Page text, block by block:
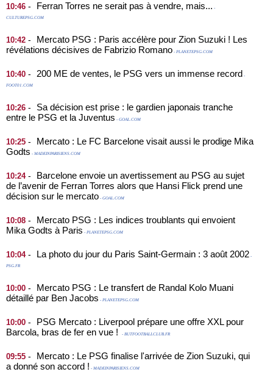
10:46 - Ferran Torres ne serait pas à vendre, mais... -
CULTUREPSG.COM
10:42 -
Mercato PSG : Paris accélère pour Zion Suzuki ! Les
révélations décisives de Fabrizio Romano - PLANETEPSG.COM
10:40 - 200 ME de ventes, le PSG vers un immense record -
FOOT01.COM
10:26 -
Sa décision est prise : le gardien japonais tranche
entre le PSG et la Juventus - GOAL.COM
10:25 -
Mercato : Le FC Barcelone visait aussi le prodige Mika
Godts - MADEINPARISIENS.COM
10:24-
Barcelone envoie un avertissement au PSG au sujet
de l’avenir de Ferran Torres alors que Hansi Flick prend une
décision sur le mercato - GOAL.COM
10:08 -
Mercato PSG : Les indices troublants qui envoient
Mika Godts à Paris - PLANETEPSG.COM
10:04- La photo du jour du Paris Saint-Germain : 3 août 2002 -
PSG.FR
10:00 -
Mercato PSG : Le transfert de Randal Kolo Muani
détaillé par Ben Jacobs - PLANETEPSG.COM
10:00 -
PSG Mercato : Liverpool prépare une offre XXL pour
Barcola, bras de fer en vue !
- BUTFOOTBALLCLUB.FR
09:55 -
Mercato : Le PSG finalise l'arrivée de Zion Suzuki, qui
a donné son accord ! - MADEINPARISIENS.COM